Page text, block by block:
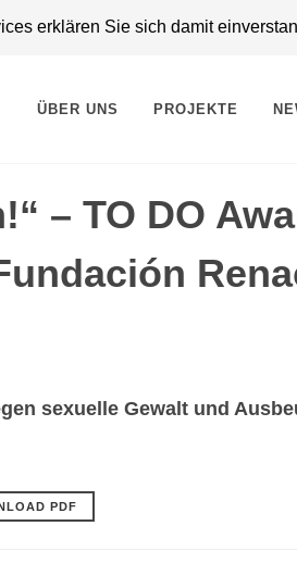
erklären Sie sich damit
ÜBER UNS PROJEKTE
– TO DO
sexuelle Gewalt und
PDF